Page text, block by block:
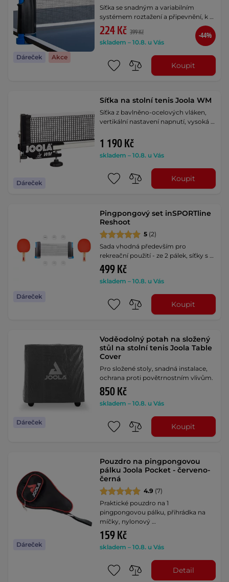
Dáreček Akce
Síťka se snadným a variabilním
systémem roztažení a připevnění, k …
224 Kč 399 Kč
skladem – 10.8. u Vás
-44%
Koupit
Dáreček
Síťka na stolní tenis Joola WM
Síťka z bavlněno-ocelových vláken,
vertikální nastavení napnutí, vysoká …
1 190 Kč
skladem – 10.8. u Vás
Koupit
Dáreček
Pingpongový set inSPORTline
Reshoot
5 (2)
Sada vhodná především pro
rekreační použití - ze 2 pálek, síťky s …
499 Kč
skladem – 10.8. u Vás
Koupit
Dáreček
Voděodolný potah na složený
stůl na stolní tenis Joola Table
Cover
Pro složené stoly, snadná instalace,
ochrana proti povětrnostním vlivům.
850 Kč
skladem – 10.8. u Vás
Koupit
Dáreček
Pouzdro na pingpongovou
pálku Joola Pocket - červeno-
černá
4.9 (7)
Praktické pouzdro na 1
pingpongovou pálku, přihrádka na
míčky, nylonový …
159 Kč
skladem – 10.8. u Vás
Detail